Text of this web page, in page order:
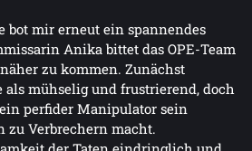
bot mir erneut ein spannendes
Anika bittet das OPE-Team
zu kommen. Zunächst
als mühselig und frustrierend, doch
perfider Manipulator sein
zu Verbrechern macht.